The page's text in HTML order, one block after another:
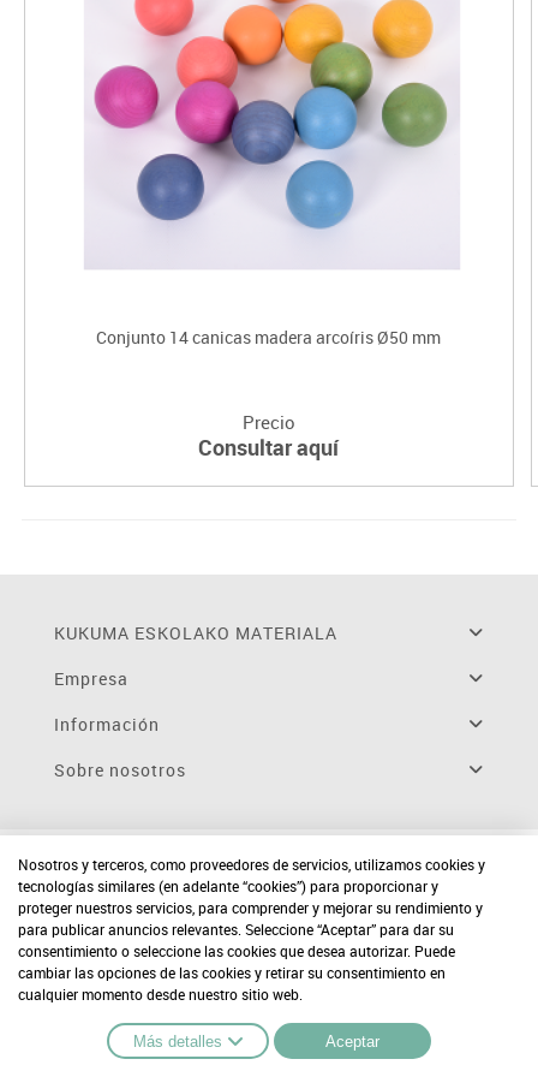
Conjunto 14 canicas madera arcoíris Ø50 mm
Precio
Consultar aquí
KUKUMA ESKOLAKO MATERIALA
Empresa
Información
Sobre nosotros
Nosotros y terceros, como proveedores de servicios, utilizamos cookies y
tecnologías similares (en adelante “cookies”) para proporcionar y
proteger nuestros servicios, para comprender y mejorar su rendimiento y
para publicar anuncios relevantes. Seleccione “Aceptar” para dar su
consentimiento o seleccione las cookies que desea autorizar. Puede
cambiar las opciones de las cookies y retirar su consentimiento en
cualquier momento desde nuestro sitio web.
Más detalles Aceptar